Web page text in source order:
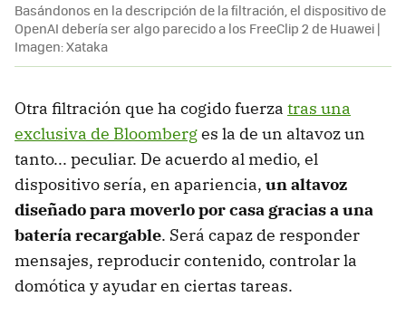
Basándonos en la descripción de la filtración, el dispositivo de
OpenAI debería ser algo parecido a los FreeClip 2 de Huawei |
Imagen: Xataka
Otra filtración que ha cogido fuerza tras una
exclusiva de Bloomberges la de un altavoz un
tanto... peculiar. De acuerdo al medio, el
dispositivo sería, en apariencia, un altavoz
diseñado para moverlo por casa gracias a una
batería recargable. Será capaz de responder
mensajes, reproducir contenido, controlar la
domótica y ayudar en ciertas tareas.